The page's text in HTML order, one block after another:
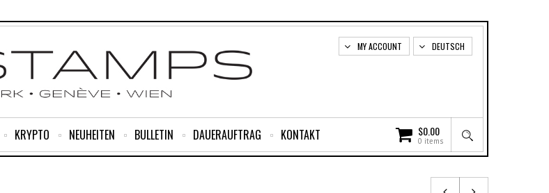
DEUTSCH
MY ACCOUNT
$0.00
0 items
KRYPTO NEUHEITEN BULLETIN DAUERAUFTRAG KONTAKT